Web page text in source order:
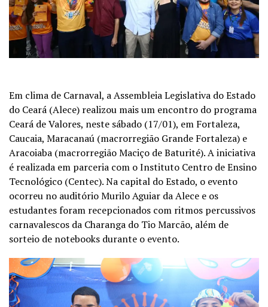
Em clima de Carnaval, a Assembleia Legislativa do Estado
do Ceará (Alece) realizou mais um encontro do programa
Ceará de Valores, neste sábado (17/01), em Fortaleza,
Caucaia, Maracanaú (macrorregião Grande Fortaleza) e
Aracoiaba (macrorregião Maciço de Baturité). A iniciativa
é realizada em parceria com o Instituto Centro de Ensino
Tecnológico (Centec). Na capital do Estado, o evento
ocorreu no auditório Murilo Aguiar da Alece e os
estudantes foram recepcionados com ritmos percussivos
carnavalescos da Charanga do Tio Marcão, além de
sorteio de notebooks durante o evento.